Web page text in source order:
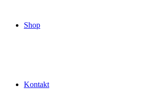
Shop
Kontakt